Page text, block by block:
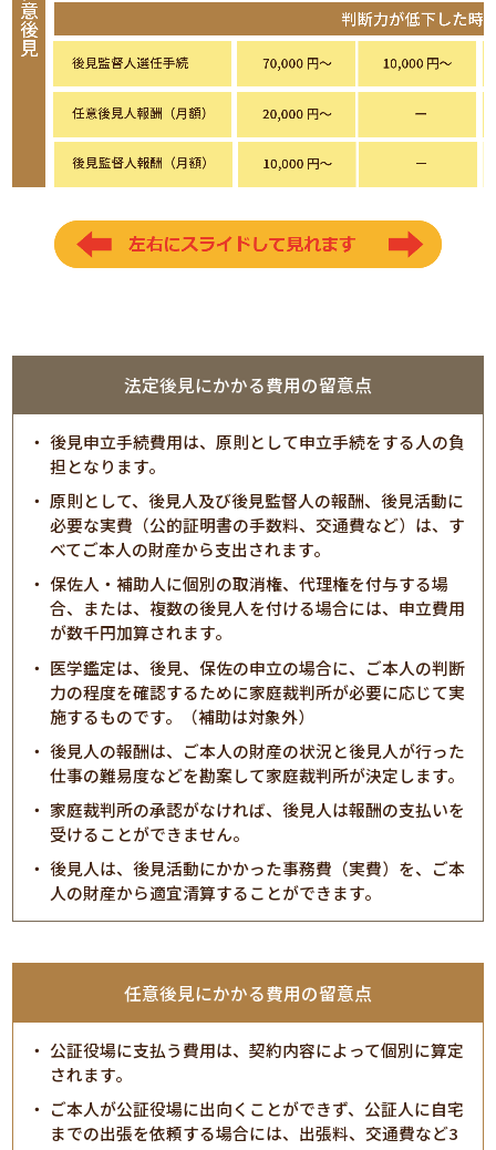
法定後見にかかる費用の留意点
後見申立手続費用は、原則として申立手続をする人の負
担となります。
原則として、後見人及び後見監督人の報酬、後見活動に
必要な実費（公的証明書の手数料、交通費など）は、す
べてご本人の財産から支出されます。
保佐人・補助人に個別の取消権、代理権を付与する場
合、または、複数の後見人を付ける場合には、申立費用
が数千円加算されます。
医学鑑定は、後見、保佐の申立の場合に、ご本人の判断
力の程度を確認するために家庭裁判所が必要に応じて実
施するものです。（補助は対象外）
後見人の報酬は、ご本人の財産の状況と後見人が行った
仕事の難易度などを勘案して家庭裁判所が決定します。
家庭裁判所の承認がなければ、後見人は報酬の支払いを
受けることができません。
後見人は、後見活動にかかった事務費（実費）を、ご本
人の財産から適宜清算することができます。
任意後見にかかる費用の留意点
公証役場に支払う費用は、契約内容によって個別に算定
されます。
ご本人が公証役場に出向くことができず、公証人に自宅
までの出張を依頼する場合には、出張料、交通費など3